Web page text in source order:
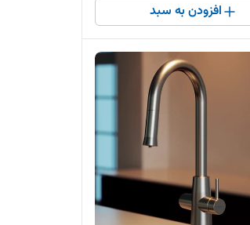
افزودن به سبد